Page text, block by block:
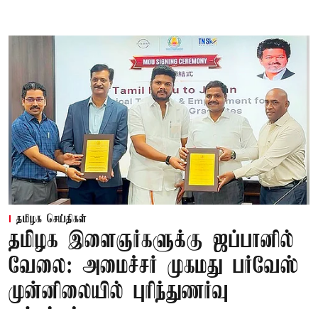
தமிழக செய்திகள்
தமிழக இளைஞர்களுக்கு ஜப்பானில்
வேலை: அமைச்சர் முகமது பர்வேஸ்
முன்னிலையில் புரிந்துணர்வு